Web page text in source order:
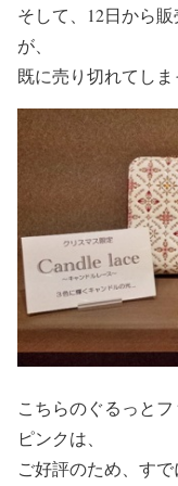
そして、12日から
が、
既に売り切れてし
こちらのぐるっと
ピンクは、
ご好評のため、すで